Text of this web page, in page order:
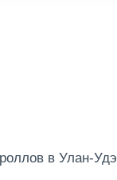
в Улан-Удэ